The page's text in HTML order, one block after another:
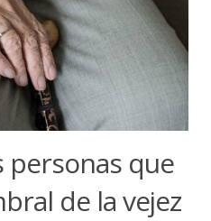
personas que
de la vejez